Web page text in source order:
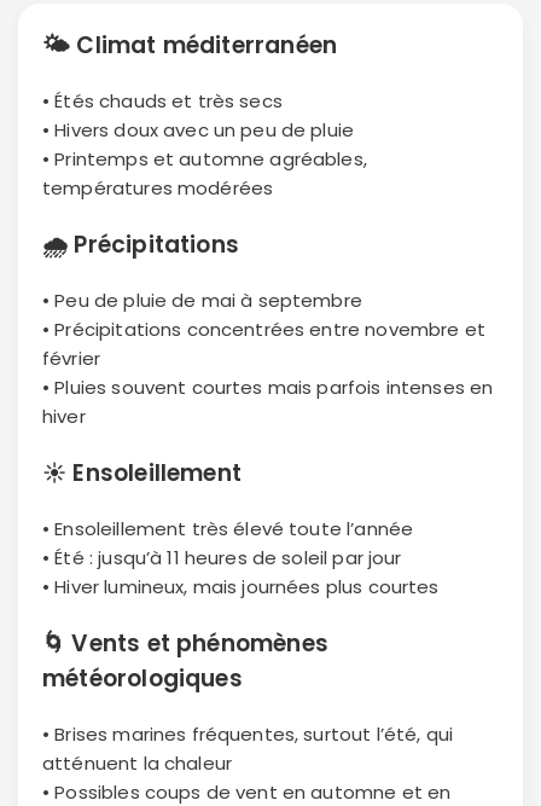
🌤 Climat méditerranéen
• Étés chauds et très secs
• Hivers doux avec un peu de pluie
• Printemps et automne agréables,
températures modérées
🌧 Précipitations
• Peu de pluie de mai à septembre
• Précipitations concentrées entre novembre et
février
• Pluies souvent courtes mais parfois intenses en
hiver
☀️ Ensoleillement
• Ensoleillement très élevé toute l’année
• Été : jusqu’à 11 heures de soleil par jour
• Hiver lumineux, mais journées plus courtes
🌀Vents et phénomènes
météorologiques
• Brises marines fréquentes, surtout l’été, qui
atténuent la chaleur
• Possibles coups de vent en automne et en